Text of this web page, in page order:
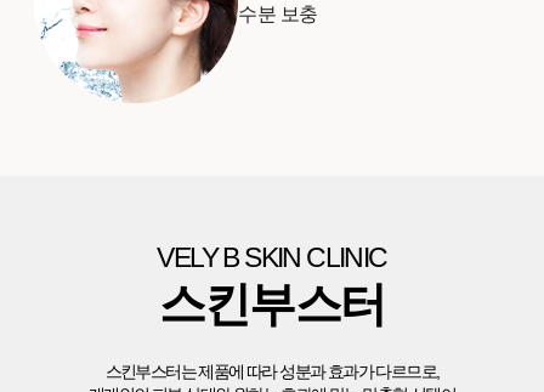
수분 보충
VELY B SKIN CLINIC
스킨부스터
스킨부스터는 제품에 따라 성분과 효과가 다르므로,